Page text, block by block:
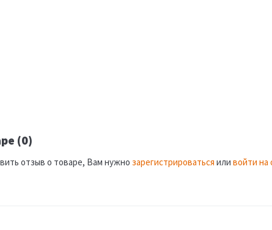
(0)
отзыв о товаре, Вам нужно зарегистрироваться или войти на